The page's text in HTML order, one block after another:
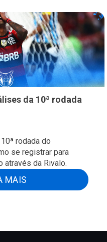
da 10ª rodada
rodada do
se registrar para
através da Rivalo.
MAIS